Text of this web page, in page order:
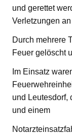
und gerettet
Verletzungen
Durch mehrere
Feuer gelöscht
Im Einsatz
und Leutesdorf,
und einem